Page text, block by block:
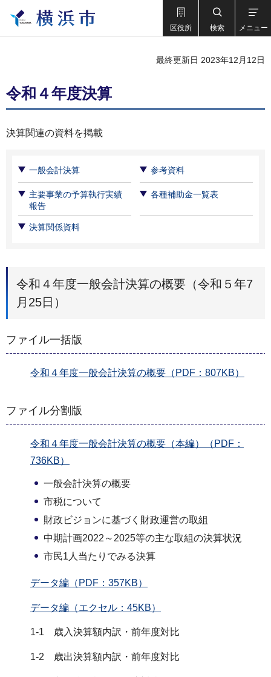
区役所 検索 メニュー
最終更新日 2023年12月12日
令和４年度決算
決算関連の資料を掲載
一般会計決算 参考資料
主要事業の予算執行実績
報告
各種補助金一覧表
決算関係資料
令和４年度一般会計決算の概要（令和５年7
月25日）
ファイル一括版
令和４年度一般会計決算の概要（PDF：807KB）
ファイル分割版
令和４年度一般会計決算の概要（本編）（PDF：
736KB）
一般会計決算の概要
市税について
財政ビジョンに基づく財政運営の取組
中期計画2022～2025等の主な取組の決算状況
市民1人当たりでみる決算
データ編（PDF：357KB）
データ編（エクセル：45KB）
1-1 歳入決算額内訳・前年度対比
1-2 歳出決算額内訳・前年度対比